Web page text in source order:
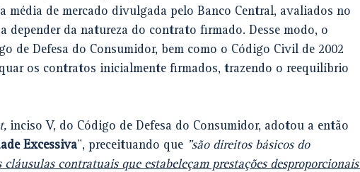
média de mercado divulgada pelo Banco Central, avaliados no
depender da natureza do contrato firmado. Desse modo, o
de Defesa do Consumidor, bem como o Código Civil de 2002
os contratos inicialmente firmados, trazendo o reequilíbrio
inciso V, do Código de Defesa do Consumidor, adotou a então
Excessiva”, preceituando que "são direitos básicos do
cláusulas contratuais que estabeleçam prestações desproporcionais